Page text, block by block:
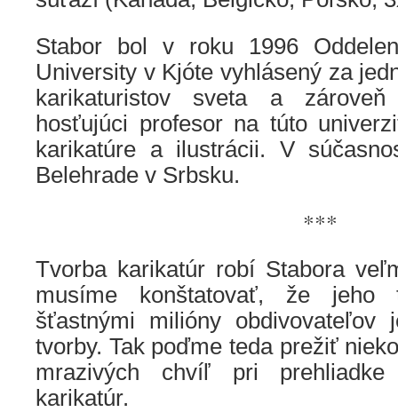
Stabor bol v roku 1996
University v Kjóte vyhlásený za
karikaturistov sveta a
hosťujúci profesor na túto
karikatúre a ilustrácii. V
Belehrade v Srbsku.
***
Tvorba karikatúr robí Stabora
musíme konštatovať, že jeho
šťastnými milióny obdivovateľov
tvorby. Tak poďme teda prežiť
mrazivých chvíľ pri prehliadke
karikatúr.